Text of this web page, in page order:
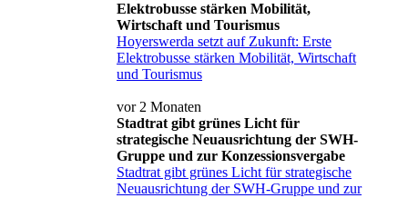
Elektrobusse stärken Mobilität,
Wirtschaft und Tourismus
Hoyerswerda setzt auf Zukunft: Erste
Elektrobusse stärken Mobilität, Wirtschaft
und Tourismus
vor 2 Monaten
Stadtrat gibt grünes Licht für
strategische Neuausrichtung der SWH-
Gruppe und zur Konzessionsvergabe
Stadtrat gibt grünes Licht für strategische
Neuausrichtung der SWH-Gruppe und zur